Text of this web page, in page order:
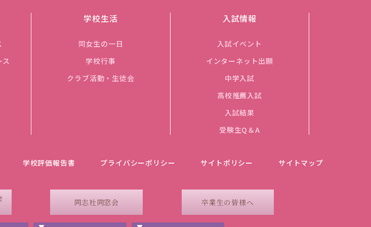
ス
学校生活
同女生の一日
学校行事
クラブ活動・生徒会
入試情報
入試イベント
インターネット出願
中学入試
高校推薦入試
入試結果
受験生Q＆A
学校評価報告書 プライバシーポリシー サイトポリシー サイトマップ
同志社同窓会 卒業生の皆様へ